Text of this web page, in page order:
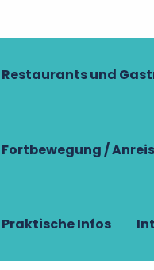
Restaurants und
Fortbewegung /
Praktische Infos
virtuellen
zu helfen.
ich an?